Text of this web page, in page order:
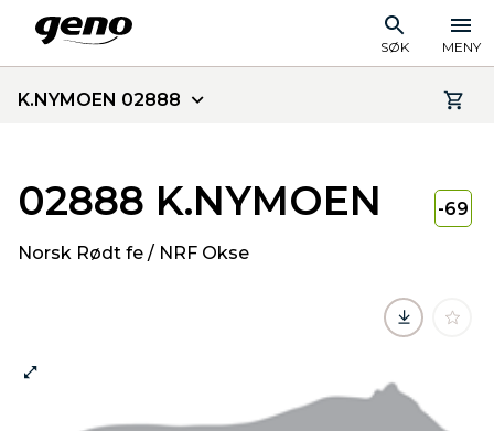
SØK MENY
K.NYMOEN 02888
02888 K.NYMOEN
Norsk Rødt fe / NRF Okse
-69